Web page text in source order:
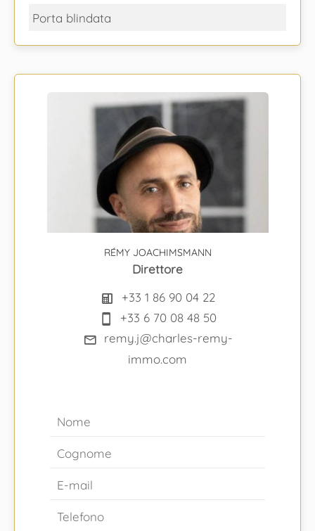
Porta blindata
RÉMY JOACHIMSMANN
Direttore
+33 1 86 90 04 22
+33 6 70 08 48 50
remy.j@charles-remy-
immo.com